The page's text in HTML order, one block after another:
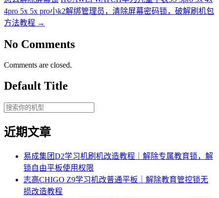
4pro 5x 5x pro小k2解绑管理员，清除屏幕密码锁，破解刷机包
方法教程 →
No Comments
Comments are closed.
Default Title
近期文章
易成集团D2学习机刷机改造教程｜解除专属教育锁，解
锁自由平板使用权限
志高CHIGO Z9学习机改普通平板｜解除教育管控锁无
损改造教程